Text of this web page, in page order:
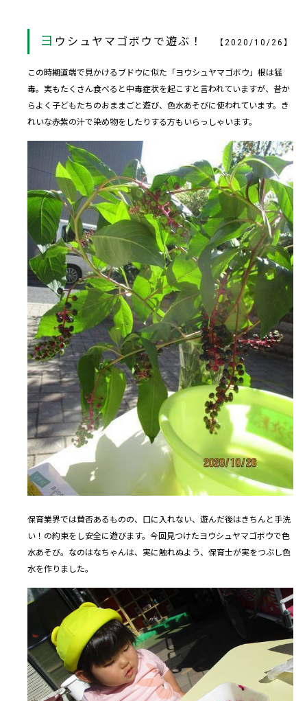
ヨ ウシュヤマゴボウで遊ぶ！ 【2020/10/26】
この時期道端で見かけるブドウに似た「ヨウシュヤマゴボウ」根は猛
毒。実もたくさん食べると中毒症状を起こすと言われていますが、昔か
らよく子どもたちのおままごと遊び、色水あそびに使われています。き
れいな赤紫の汁で染め物をしたりする方もいらっしゃいます。
保育業界では賛否あるものの、口に入れない、遊んだ後はきちんと手洗
い！の約束をし安全に遊びます。今回見つけたヨウシュヤマゴボウで色
水あそび。なのはなちゃんは、実に触れぬよう、保育士が実をつぶし色
水を作りました。